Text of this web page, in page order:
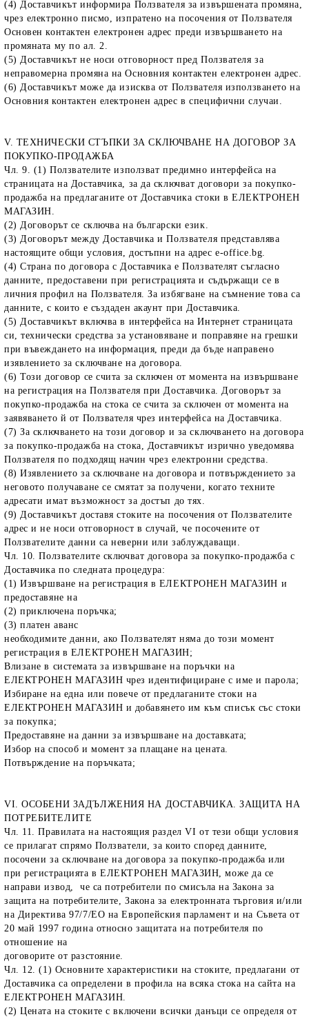
(4) Доставчикът информира Ползвателя за извършената промяна,
чрез електронно писмо, изпратено на посочения от Ползвателя
Основен контактен електронен адрес преди извършването на
промяната му по ал. 2.
(5) Доставчикът не носи отговорност пред Ползвателя за
неправомерна промяна на Основния контактен електронен адрес.
(6) Доставчикът може да изисква от Ползвателя използването на
Основния контактен електронен адрес в специфични случаи.
V. ТЕХНИЧЕСКИ СТЪПКИ ЗА СКЛЮЧВАНЕ НА ДОГОВОР ЗА
ПОКУПКО-ПРОДАЖБА
Чл. 9. (1) Ползвателите използват предимно интерфейса на
страницата на Доставчика, за да сключват договори за покупко-
продажба на предлаганите от Доставчика стоки в ЕЛЕКТРОНЕН
МАГАЗИН.
(2) Договорът се сключва на български език.
(3) Договорът между Доставчика и Ползвателя представлява
настоящите общи условия, достъпни на адрес e-office.bg.
(4) Страна по договора с Доставчика е Ползвателят съгласно
данните, предоставени при регистрацията и съдържащи се в
личния профил на Ползвателя. За избягване на съмнение това са
данните, с които е създаден акаунт при Доставчика.
(5) Доставчикът включва в интерфейса на Интернет страницата
си, технически средства за установяване и поправяне на грешки
при въвеждането на информация, преди да бъде направено
изявлението за сключване на договора.
(6) Този договор се счита за сключен от момента на извършване
на регистрация на Ползвателя при Доставчика. Договорът за
покупко-продажба на стока се счита за сключен от момента на
заявяването й от Ползвателя чрез интерфейса на Доставчика.
(7) За сключването на този договор и за сключването на договора
за покупко-продажба на стока, Доставчикът изрично уведомява
Ползвателя по подходящ начин чрез електронни средства.
(8) Изявлението за сключване на договора и потвърждението за
неговото получаване се смятат за получени, когато техните
адресати имат възможност за достъп до тях.
(9) Доставчикът доставя стоките на посочения от Ползвателите
адрес и не носи отговорност в случай, че посочените от
Ползвателите данни са неверни или заблуждаващи.
Чл. 10. Ползвателите сключват договора за покупко-продажба с
Доставчика по следната процедура:
(1) Извършване на регистрация в ЕЛЕКТРОНЕН МАГАЗИН и
предоставяне на
(2) приключена поръчка;
(3) платен аванс
необходимите данни, ако Ползвателят няма до този момент
регистрация в ЕЛЕКТРОНЕН МАГАЗИН;
Влизане в системата за извършване на поръчки на
ЕЛЕКТРОНЕН МАГАЗИН чрез идентифициране с име и парола;
Избиране на една или повече от предлаганите стоки на
ЕЛЕКТРОНЕН МАГАЗИН и добавянето им към списък със стоки
за покупка;
Предоставяне на данни за извършване на доставката;
Избор на способ и момент за плащане на цената.
Потвърждение на поръчката;
VI. ОСОБЕНИ ЗАДЪЛЖЕНИЯ НА ДОСТАВЧИКА. ЗАЩИТА НА
ПОТРЕБИТЕЛИТЕ
Чл. 11. Правилата на настоящия раздел VI от тези общи условия
се прилагат спрямо Ползватели, за които според данните,
посочени за сключване на договора за покупко-продажба или
при регистрацията в ЕЛЕКТРОНЕН МАГАЗИН, може да се
направи извод, че са потребители по смисъла на Закона за
защита на потребителите, Закона за електронната търговия и/или
на Директива 97/7/ЕО на Европейския парламент и на Съвета от
20 май 1997 година относно защитата на потребителя по
отношение на
договорите от разстояние.
Чл. 12. (1) Основните характеристики на стоките, предлагани от
Доставчика са определени в профила на всяка стока на сайта на
ЕЛЕКТРОНЕН МАГАЗИН.
(2) Цената на стоките с включени всички данъци се определя от